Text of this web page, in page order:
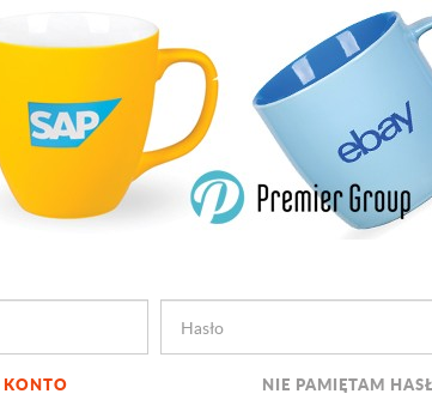
NIE PAMIĘTAM